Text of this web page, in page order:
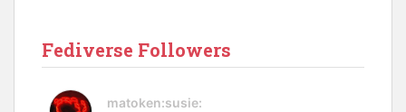
Fediverse Followers
matoken:susie: